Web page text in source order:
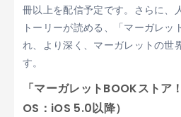
冊以上を配信予定です。さらに、
トーリーが読める、「マーガレ
れ、より深く、マーガレットの世
す。
「マーガレットBOOKスト
OS：iOS 5.0以降）